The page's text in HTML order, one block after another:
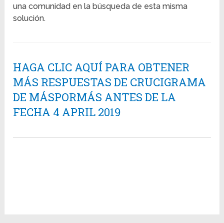
una comunidad en la búsqueda de esta misma
solución.
HAGA CLIC AQUÍ PARA OBTENER
MÁS RESPUESTAS DE CRUCIGRAMA
DE MÁSPORMÁS ANTES DE LA
FECHA 4 APRIL 2019